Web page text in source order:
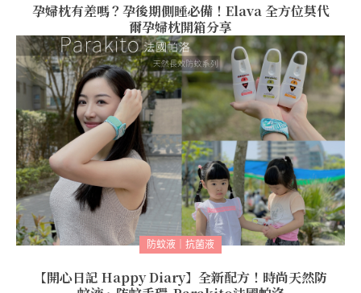
孕婦枕有差嗎？孕後期側睡必備！Elava 全方位莫代
爾孕婦枕開箱分享
防蚊液｜抗菌液
【開心日記 Happy Diary】全新配方！時尚天然防